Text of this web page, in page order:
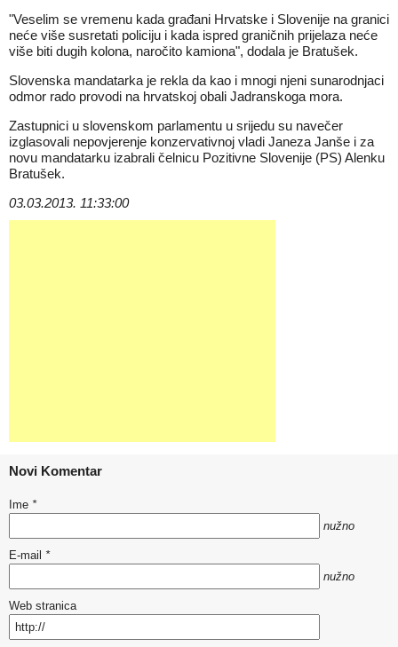
"Veselim se vremenu kada građani Hrvatske i Slovenije na granici
neće više susretati policiju i kada ispred graničnih prijelaza neće
više biti dugih kolona, naročito kamiona", dodala je Bratušek.
Slovenska mandatarka je rekla da kao i mnogi njeni sunarodnjaci
odmor rado provodi na hrvatskoj obali Jadranskoga mora.
Zastupnici u slovenskom parlamentu u srijedu su navečer
izglasovali nepovjerenje konzervativnoj vladi Janeza Janše i za
novu mandatarku izabrali čelnicu Pozitivne Slovenije (PS) Alenku
Bratušek.
03.03.2013. 11:33:00
Novi Komentar
Ime *
nužno
E-mail *
nužno
Web stranica